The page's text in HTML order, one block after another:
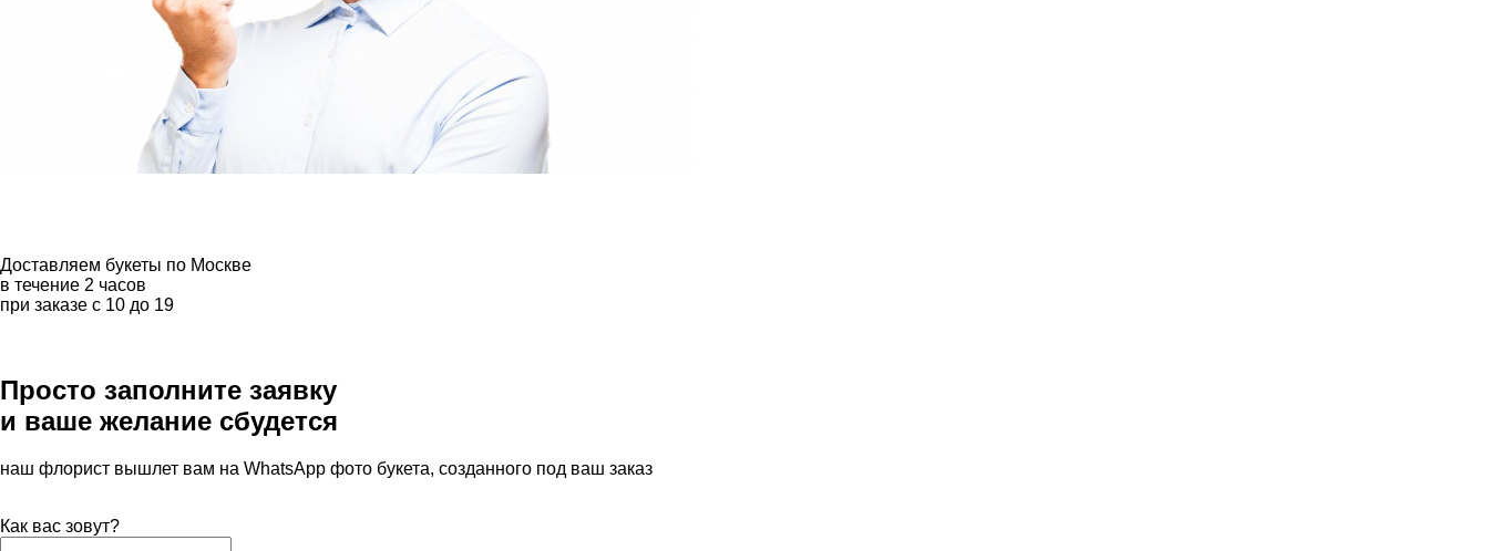
Доставляем букеты по Москве
в течение 2 часов
при заказе с 10 до 19
Просто заполните заявку
и ваше желание сбудется
наш флорист вышлет вам на WhatsApp фото букета, созданного под ваш заказ
Как вас зовут?